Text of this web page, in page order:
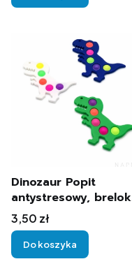
Dinozaur Popit
antystresowy, brelok
duży 18 cm
Cena
3,50 zł
Do koszyka